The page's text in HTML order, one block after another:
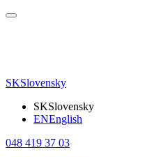
SKSlovensky
SKSlovensky
ENEnglish
048 419 37 03